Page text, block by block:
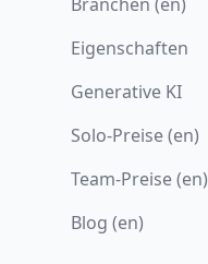
Eigenschaften
Generative KI
Solo-Preise (en)
Team-Preise (en)
Blog (en)